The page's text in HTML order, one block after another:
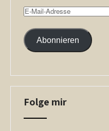
E-
AdresseAbonnieren
Folge mir